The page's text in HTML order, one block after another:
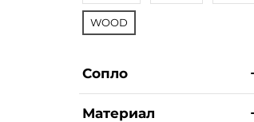
WOOD
Сопло
Материал